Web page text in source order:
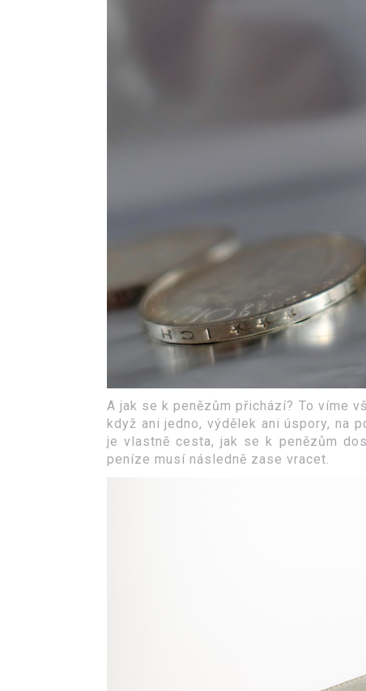
A jak se k penězům přichází? To víme
když ani jedno, výdělek ani úspory, na
je vlastně cesta, jak se k penězům
peníze musí následně zase vracet.